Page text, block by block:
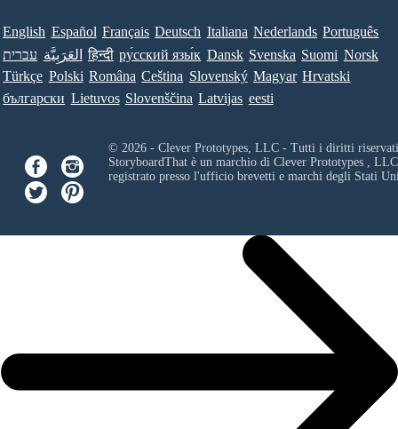
English Español Français Deutsch Italiana Nederlands Português
עברית العَرَبِيَّة हिन्दी ру́сский язы́к Dansk Svenska Suomi Norsk
Türkçe Polski Româna Ceština Slovenský Magyar Hrvatski
български Lietuvos Slovenščina Latvijas eesti
© 2026 - Clever Prototypes, LLC - Tutti i diritti
StoryboardThat è un marchio di Clever Prototypes , LLC
registrato presso l'ufficio brevetti e marchi degli Stati